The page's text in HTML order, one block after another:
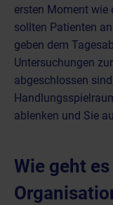
ersten Moment wie
sollten Patienten
geben dem
Untersuchungen
abgeschlossen
ablenken und Sie
Wie geht